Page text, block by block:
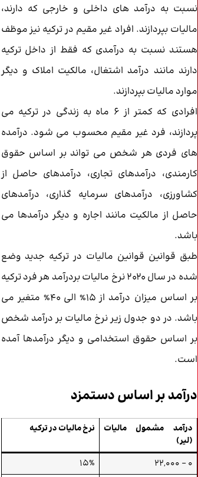
نسبت به درآمد های داخلی و خارجی که دارند،
مالیات بپردازند. افراد غیر مقیم در ترکیه نیز موظف
هستند نسبت به درآمدی که فقط از داخل ترکیه
دارند مانند درآمد اشتغال، مالکیت املاک و دیگر
موارد مالیات بپردازند.
افرادی که کمتر از 6 ماه به زندگی در ترکیه می
پردازند، فرد غیر مقیم محسوب می شود. درآمده
های فردی هر شخص می تواند بر اساس حقوق
کارمندی، درآمدهای تجاری، درآمدهای حاصل از
کشاورزی، درآمدهای سرمایه گذاری، درآمدهای
حاصل از مالکیت مانند اجاره و دیگر درآمدها می
باشد.
طبق قوانین قوانین مالیات در ترکیه جدید وضع
شده در سال 2020 نرخ مالیات بردرآمد هر فرد ترکیه
بر اساس میزان درآمد از 15% الی 40% متغیر می
باشد. در دو جدول زیر نرخ مالیات بر درآمد شخص
بر اساس حقوق استخدامی و دیگر درآمدها آمده
است.
درآمد بر اساس دستمزد
درآمد مشمول مالیات
(لیر)
نرخ مالیات در ترکیه
0 – 22,000
15%